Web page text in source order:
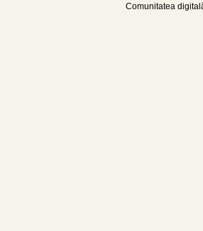
Comunitatea